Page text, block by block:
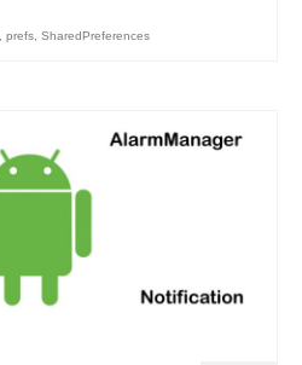
prefs SharedPreferences